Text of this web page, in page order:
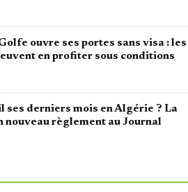
ouvre ses portes sans visa : les
en profiter sous conditions
ses derniers mois en Algérie ? La
nouveau règlement au Journal